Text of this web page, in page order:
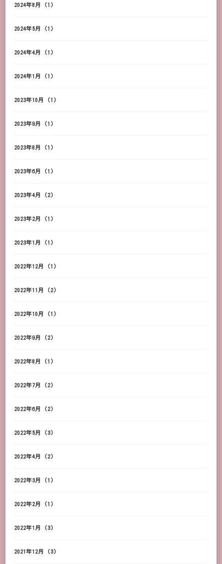
2024年8月 (1)
2024年5月 (1)
2024年4月 (1)
2024年1月 (1)
2023年10月 (1)
2023年9月 (1)
2023年8月 (1)
2023年6月 (1)
2023年4月 (2)
2023年2月 (1)
2023年1月 (1)
2022年12月 (1)
2022年11月 (2)
2022年10月 (1)
2022年9月 (2)
2022年8月 (1)
2022年7月 (2)
2022年6月 (2)
2022年5月 (3)
2022年4月 (2)
2022年3月 (1)
2022年2月 (1)
2022年1月 (3)
2021年12月 (3)